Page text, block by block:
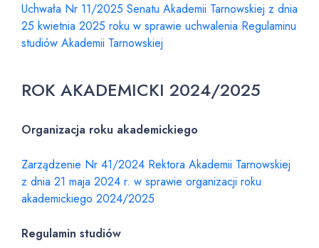
Uchwała Nr 11/2025 Senatu Akademii Tarnowskiej z dnia
25 kwietnia 2025 roku w sprawie uchwalenia Regulaminu
studiów Akademii Tarnowskiej
ROK AKADEMICKI 2024/2025
Organizacja roku akademickiego
Zarządzenie Nr 41/2024 Rektora Akademii Tarnowskiej
z dnia 21 maja 2024 r. w sprawie organizacji roku
akademickiego 2024/2025
Regulamin studiów